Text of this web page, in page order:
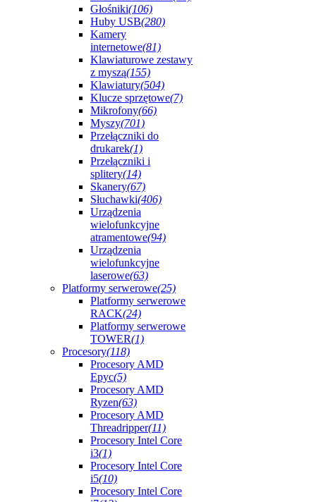
Głośniki(106)
Huby USB(280)
Kamery
internetowe(81)
Klawiaturowe zestawy
z myszą(155)
Klawiatury(504)
Klucze sprzętowe(7)
Mikrofony(66)
Myszy(701)
Przełączniki do
drukarek(1)
Przełączniki i
splitery(14)
Skanery(67)
Słuchawki(406)
Urządzenia
wielofunkcyjne
atramentowe(94)
Urządzenia
wielofunkcyjne
laserowe(63)
Platformy serwerowe(25)
Platformy serwerowe
RACK(24)
Platformy serwerowe
TOWER(1)
Procesory(118)
Procesory AMD
Epyc(5)
Procesory AMD
Ryzen(63)
Procesory AMD
Threadripper(11)
Procesory Intel Core
i3(1)
Procesory Intel Core
i5(10)
Procesory Intel Core